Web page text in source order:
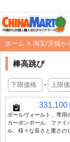
ホーム > 淘宝/天猫か
棒高跳び
-
331,100
ポールヴォールト、専用
カーボンポール、ファイ
ル、様々な長さと重さの